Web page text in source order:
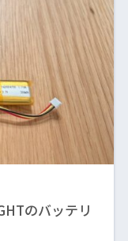
のバッテリ